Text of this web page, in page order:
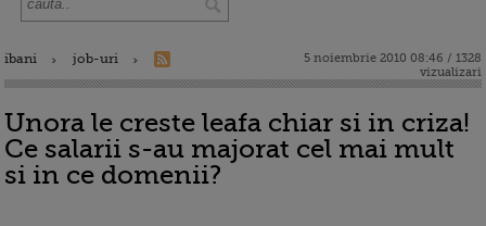
ibani job-uri
5 noiembrie 2010 08:46 / 1328
vizualizari
Unora le creste leafa chiar si in criza!
Ce salarii s-au majorat cel mai mult
si in ce domenii?